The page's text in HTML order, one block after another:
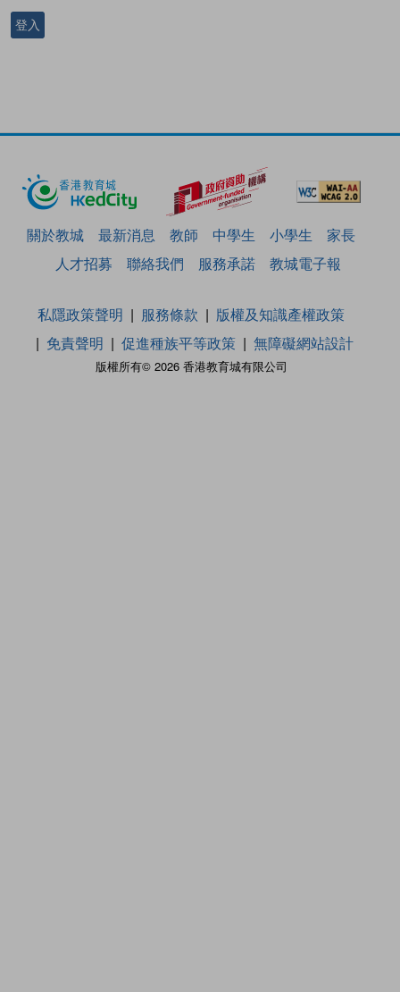
登入
關於教城 最新消息 教師 中學生 小學生
家長
人才招募
聯絡我們 服務承諾 教城電子報
版權所有© 2026 香港教育城有限公司
私隱政策聲明 服務條款
版權及知識產權政策
免責聲明
促進種族平等政策 無障礙網站設計